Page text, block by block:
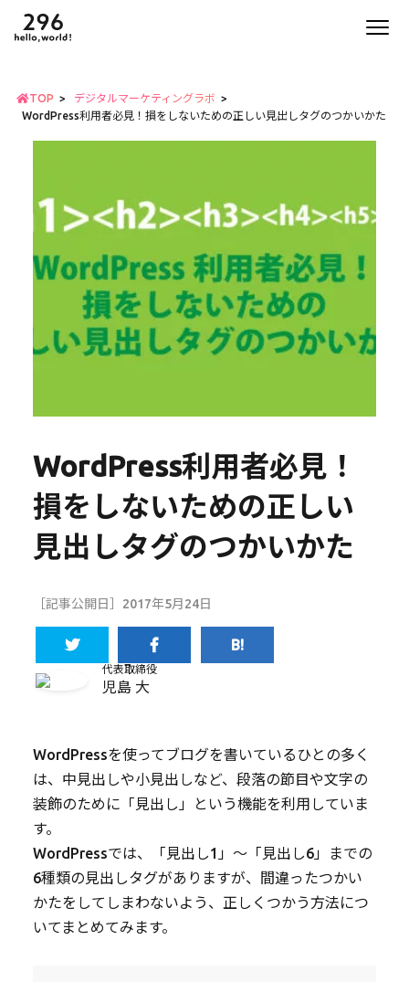
TOP
デジタルマーケティングラボ
WordPress利用者必見！損をしないための正しい見出しタグのつかいかた
WordPress利用者必見！
損をしないための正しい
見出しタグのつかいかた
［記事公開日］2017年5月24日
代表取締役
児島 大
WordPressを使ってブログを書いているひとの多く
は、中見出しや小見出しなど、段落の節目や文字の
装飾のために「見出し」という機能を利用していま
す。
WordPressでは、「見出し1」〜「見出し6」までの
6種類の見出しタグがありますが、間違ったつかい
かたをしてしまわないよう、正しくつかう方法につ
いてまとめてみます。